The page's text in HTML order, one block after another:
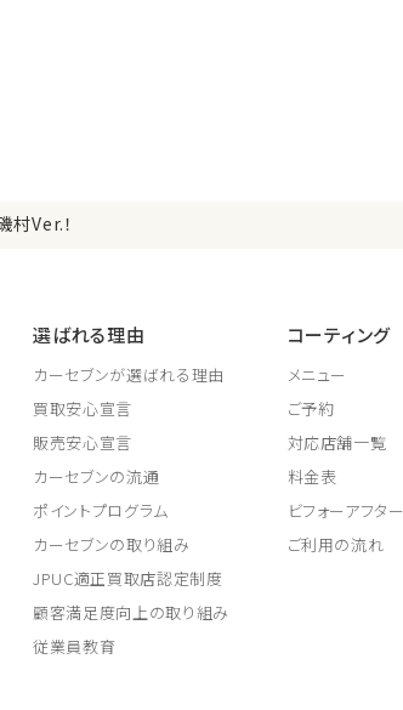
村Ver.！
選ばれる理由
カーセブンが選ばれる理由
買取安心宣言
販売安心宣言
カーセブンの流通
ポイントプログラム
カーセブンの取り組み
JPUC適正買取店認定制度
顧客満足度向上の取り組み
従業員教育
コーティング
メニュー
ご予約
対応店舗一覧
料金表
ビフォーアフター
ご利用の流れ